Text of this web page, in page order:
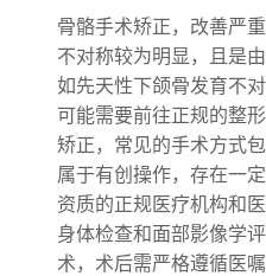
骨骼手术矫正，改善严
不对称较为明显，且是
如先天性下颌骨发育不
可能需要前往正规的整
矫正，常见的手术方式
属于有创操作，存在一
资质的正规医疗机构和
身体检查和面部影像学
术，术后需严格遵循医